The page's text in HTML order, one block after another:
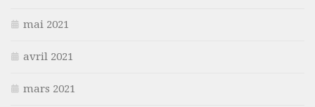
mai 2021
avril 2021
mars 2021